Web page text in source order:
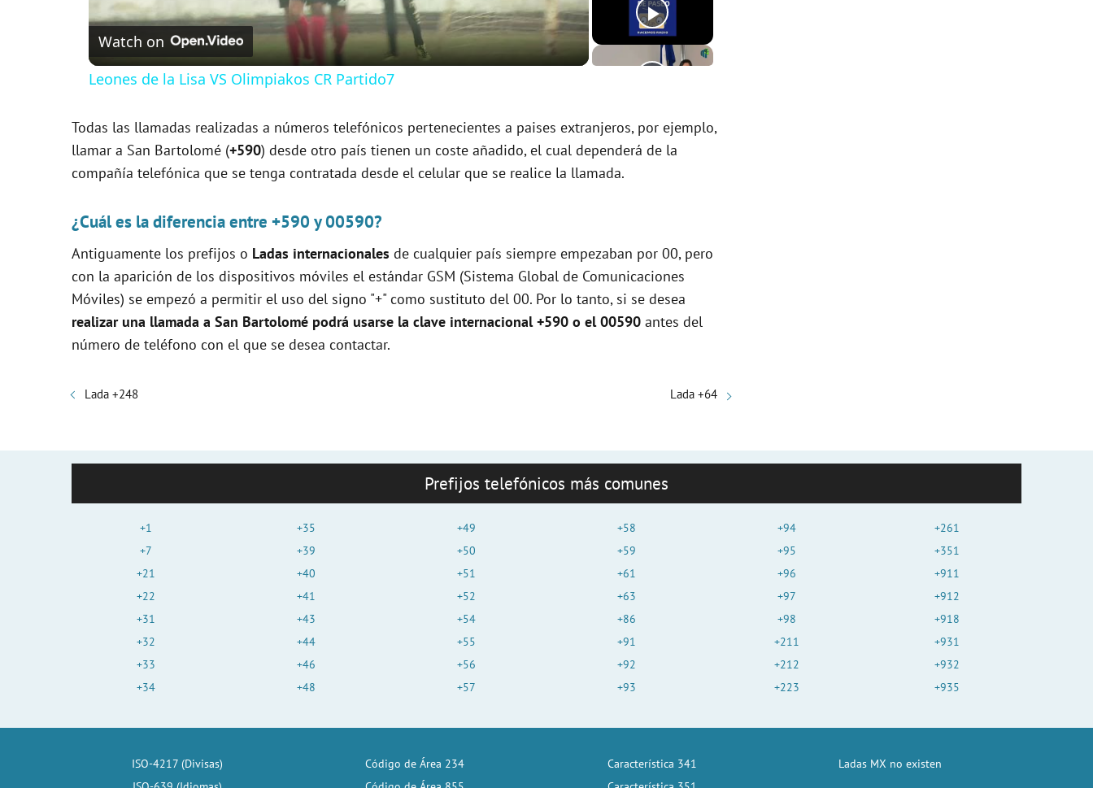
a
V
d
e
o
Watch on
Leones de la Lisa VS Olimpiakos CR Partido7
Todas las llamadas realizadas a números telefónicos pertenecientes a paises extranjeros, por ejemplo,
llamar a San Bartolomé (+590) desde otro país tienen un coste añadido, el cual dependerá de la
compañía telefónica que se tenga contratada desde el celular que se realice la llamada.
¿Cuál es la diferencia entre +590 y 00590?
Antiguamente los prefijos o Ladas internacionales de cualquier país siempre empezaban por 00, pero
con la aparición de los dispositivos móviles el estándar GSM (Sistema Global de Comunicaciones
Móviles) se empezó a permitir el uso del signo "+" como sustituto del 00. Por lo tanto, si se desea
realizar una llamada a San Bartolomé podrá usarse la clave internacional +590 o el 00590 antes del
número de teléfono con el que se desea contactar.
Lada +248 Lada +64
Prefijos telefónicos más comunes
+1
+7
+21
+22
+31
+32
+33
+34
+35
+39
+40
+41
+43
+44
+46
+48
+49
+50
+51
+52
+54
+55
+56
+57
+58
+59
+61
+63
+86
+91
+92
+93
+94
+95
+96
+97
+98
+211
+212
+223
+261
+351
+911
+912
+918
+931
+932
+935
ISO-4217 (Divisas)
Código de Área 234
Característica 341
Ladas MX no existen